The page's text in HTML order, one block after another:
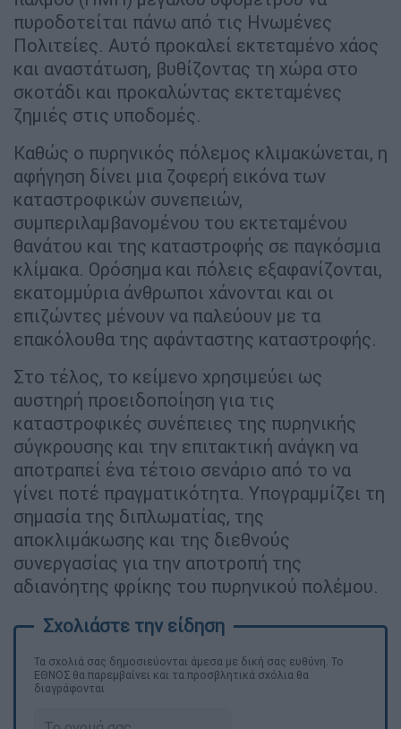
πυροδοτείται πάνω από τις Ηνωμένες
Πολιτείες. Αυτό προκαλεί εκτεταμένο χάος
και αναστάτωση, βυθίζοντας τη χώρα στο
σκοτάδι και προκαλώντας εκτεταμένες
ζημιές στις υποδομές.
Καθώς ο πυρηνικός πόλεμος κλιμακώνεται, η
αφήγηση δίνει μια ζοφερή εικόνα των
καταστροφικών συνεπειών,
συμπεριλαμβανομένου του εκτεταμένου
θανάτου και της καταστροφής σε παγκόσμια
κλίμακα. Ορόσημα και πόλεις εξαφανίζονται,
εκατομμύρια άνθρωποι χάνονται και οι
επιζώντες μένουν να παλεύουν με τα
επακόλουθα της αφάνταστης καταστροφής.
Στο τέλος, το κείμενο χρησιμεύει ως
αυστηρή προειδοποίηση για τις
καταστροφικές συνέπειες της πυρηνικής
σύγκρουσης και την επιτακτική ανάγκη να
αποτραπεί ένα τέτοιο σενάριο από το να
γίνει ποτέ πραγματικότητα. Υπογραμμίζει τη
σημασία της διπλωματίας, της
αποκλιμάκωσης και της διεθνούς
συνεργασίας για την αποτροπή της
αδιανόητης φρίκης του πυρηνικού πολέμου.
Τα σχολιά σας δημοσιεύονται άμεσα με δική σας ευθύνη. Το
ΕΘΝΟΣ θα παρεμβαίνει και τα προσβλητικά σχόλια θα
διαγράφονται